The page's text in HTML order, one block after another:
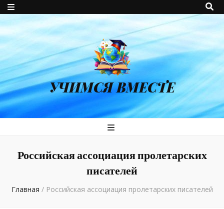
УЧИМСЯ ВМЕСТЕ
Российская ассоциация пролетарских
писателей
Главная / Российская ассоциация пролетарских писателей